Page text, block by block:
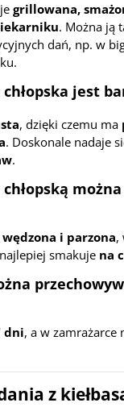
grillowana,
. Można ją
dań, np. w
chłopska jest
, dzięki czemu ma
. Doskonale nadaje
.
chłopską
wędzona i parzona,
smakuje na
dni, a w zamrażarce
z